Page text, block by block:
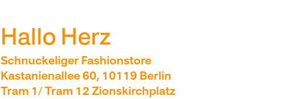
Hallo Herz
Schnuckeliger Fashionstore
Kastanienallee 60, 10119 Berlin
Tram 1/ Tram 12 Zionskirchplatz